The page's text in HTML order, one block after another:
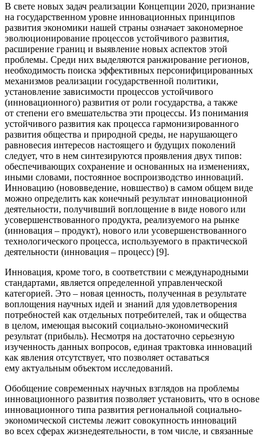
В свете новых задач реализации Концепции 2020, признание
на государственном уровне инновационных принципов
развития экономики нашей страны означает закономерное
эволюционирование процессов устойчивого развития,
расширение границ и выявление новых аспектов этой
проблемы. Среди них выделяются ранжирование регионов,
необходимость поиска эффективных персонифицированных
механизмов реализации государственной политики,
установление зависимости процессов устойчивого
(инновационного) развития от роли государства, а также
от степени его вмешательства эти процессы. Из понимания
устойчивого развития как процесса гармонизированного
развития общества и природной среды, не нарушающего
равновесия интересов настоящего и будущих поколений
следует, что в нем синтезируются проявления двух типов:
обеспечивающих сохранение и основанных на изменениях,
иными словами, постоянное воспроизводство инноваций.
Инновацию (нововведение, новшество) в самом общем виде
можно определить как конечный результат инновационной
деятельности, получивший воплощение в виде нового или
усовершенствованного продукта, реализуемого на рынке
(инновация – продукт), нового или усовершенствованного
технологического процесса, используемого в практической
деятельности (инновация – процесс) [9].
Инновация, кроме того, в соответствии с международными
стандартами, является определенной управленческой
категорией. Это – новая ценность, полученная в результате
воплощения научных идей и знаний для удовлетворения
потребностей как отдельных потребителей, так и общества
в целом, имеющая высокий социально-экономический
результат (прибыль). Несмотря на достаточно серьезную
изученность данных вопросов, единая трактовка инноваций
как явления отсутствует, что позволяет оставаться
ему актуальным объектом исследований.
Обобщение современных научных взглядов на проблемы
инновационного развития позволяет установить, что в основе
инновационного типа развития региональной социально-
экономической системы лежит совокупность инноваций
во всех сферах жизнедеятельности, в том числе, и связанные